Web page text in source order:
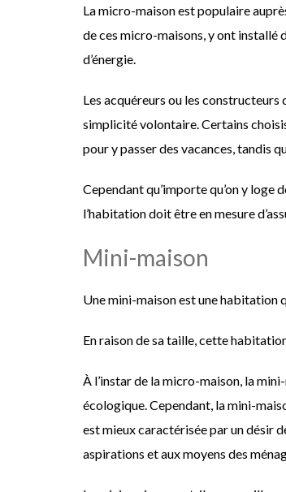
La micro-maison est populaire
de ces micro-maisons, y ont installé
d’énergie.
Les acquéreurs ou les
simplicité volontaire. Certains
pour y passer des vacances, tandis
Cependant qu’importe qu’on y loge
l’habitation doit être en mesure
Mini-maison
Une mini-maison est une habitation
En raison de sa taille, cette
À l’instar de la micro-maison, la
écologique. Cependant, la mini-
est mieux caractérisée par un désir
aspirations et aux moyens des